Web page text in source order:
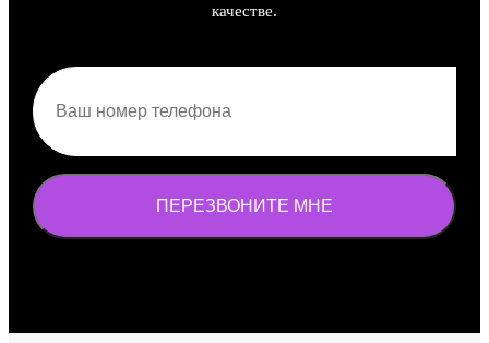
качестве.